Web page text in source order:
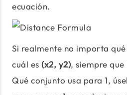
ecuación.
Si realmente no importa
cuál es (x2, y2), siempre
Qué conjunto usa para 1,